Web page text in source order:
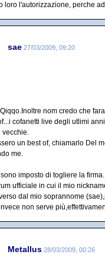
loro l'autorizzazione, perche
sae 27/03/2009, 09:20
nom credo che
cofanetti live degli utlimi
vecchie.
un best of, chiamarlo Del
me.
imposto di togliere la
ufficiale in cui il mio
dal mio soprannome
non serve
Metallus 28/03/2009, 00:26